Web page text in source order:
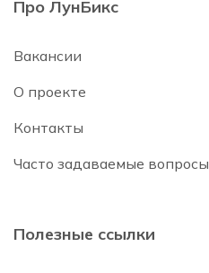
Про ЛунБикс
Вакансии
О проекте
Контакты
Часто задаваемые вопросы
Полезные ссылки